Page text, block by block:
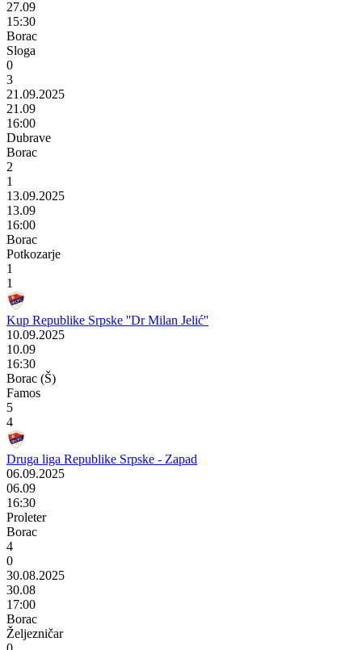
27.09
15:30
Borac
Sloga
0
3
21.09.2025
21.09
16:00
Dubrave
Borac
2
1
13.09.2025
13.09
16:00
Borac
Potkozarje
1
1
Kup Republike Srpske ''Dr Milan Jelić''
10.09.2025
10.09
16:30
Borac (Š)
Famos
5
4
Druga liga Republike Srpske - Zapad
06.09.2025
06.09
16:30
Proleter
Borac
4
0
30.08.2025
30.08
17:00
Borac
Željezničar